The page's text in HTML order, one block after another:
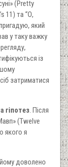
(Pretty
11) та “О,
який
у таку важку
із
затриматися
гіпотез. Після
(Twelve
якого я
доволено